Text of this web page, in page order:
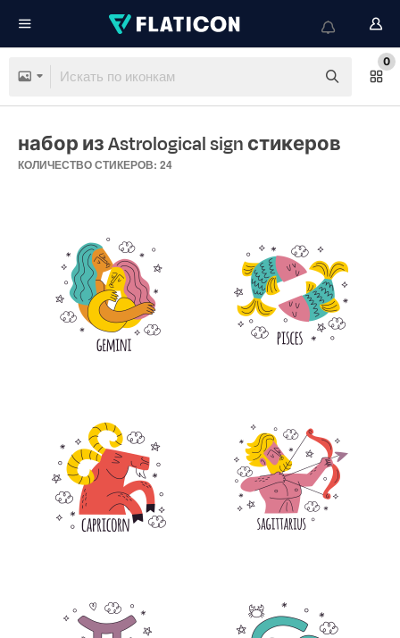
0
набор из Astrological sign стикеров
КОЛИЧЕСТВО СТИКЕРОВ: 24